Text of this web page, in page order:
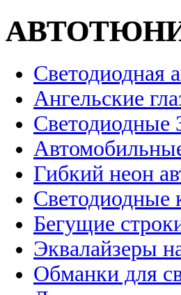
Светодиодная
Ангельские
Светодиодные
Гибкий неон
Светодиодные
Бегущие
Эквалайзеры
Обманки для